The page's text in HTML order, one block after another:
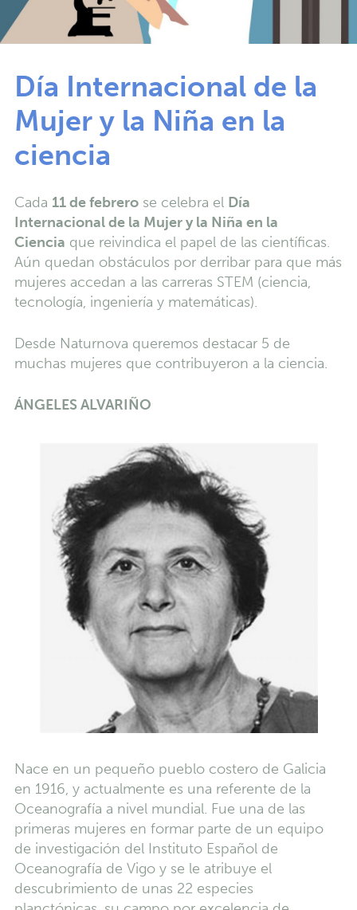
Día Internacional de la
Mujer y la Niña en la
ciencia
Cada 11 de febrerose celebra el Día
Internacional de la Mujer y la Niña en la
Ciencia que reivindica el papel de las científicas.
Aún quedan obstáculos por derribar para que más
mujeres accedan a las carreras STEM (ciencia,
tecnología, ingeniería y matemáticas).
Desde Naturnova queremos destacar 5 de
muchas mujeres que contribuyeron a la ciencia.
ÁNGELES ALVARIÑO
Nace en un pequeño pueblo costero de Galicia
en 1916, y actualmente es una referente de la
Oceanografía a nivel mundial. Fue una de las
primeras mujeres en formar parte de un equipo
de investigación del Instituto Español de
Oceanografía de Vigo y se le atribuye el
descubrimiento de unas 22 especies